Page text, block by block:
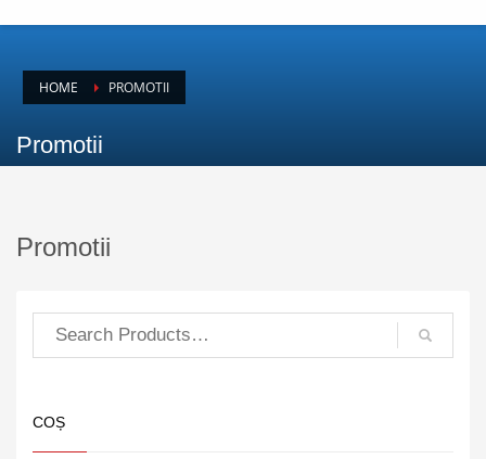
HOME PROMOTII
Promotii
Promotii
COȘ